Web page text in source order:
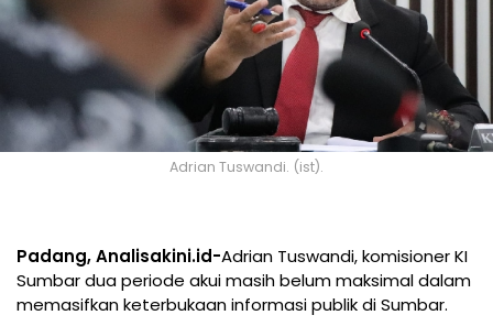
Adrian Tuswandi. (ist).
Padang, Analisakini.id-Adrian Tuswandi, komisioner KI
Sumbar dua periode akui masih belum maksimal dalam
memasifkan keterbukaan informasi publik di Sumbar.